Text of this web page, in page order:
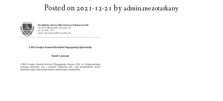
LÁTNIVALÓK
KAPCSOLAT
ÖNKORMÁNYZAT
Posted on2021-12-21 byadmin.mezotarkany